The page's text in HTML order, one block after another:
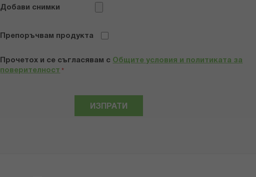
Добави снимки
Препоръчвам продукта
Прочетох и се съгласявам с Общите условия и политиката за
поверителност *
ИЗПРАТИ